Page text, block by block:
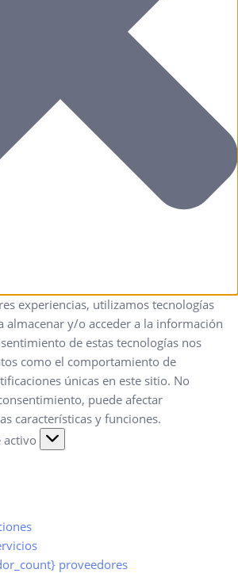
experiencias, utilizamos tecnologías
almacenar y/o acceder a la información
de estas tecnologías nos
como el comportamiento de
únicas en este sitio. No
puede afectar
características y funciones.
activo
proveedores